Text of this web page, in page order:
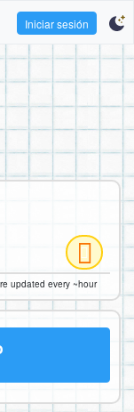
Iniciar sesión
updated every ~hour